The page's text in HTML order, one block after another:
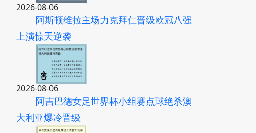
2026-08-06
阿斯顿维拉主场力克拜仁晋级欧冠八强
上演惊天逆袭
2026-08-06
阿吉巴德女足世界杯小组赛点球绝杀澳
大利亚爆冷晋级